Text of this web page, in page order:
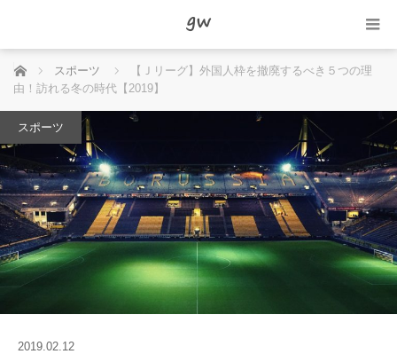
ホーム スポーツ
【Ｊリーグ】外国人枠を撤廃するべき５つの理
由！訪れる冬の時代【2019】
スポーツ
2019.02.12